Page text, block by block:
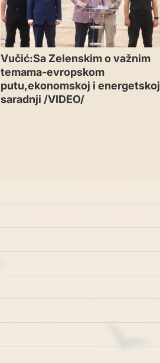
Vučić:Sa Zelenskim o važnim
temama-evropskom
putu,ekonomskoj i energetskoj
saradnji /VIDEO/